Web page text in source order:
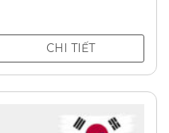
CHI TIẾT